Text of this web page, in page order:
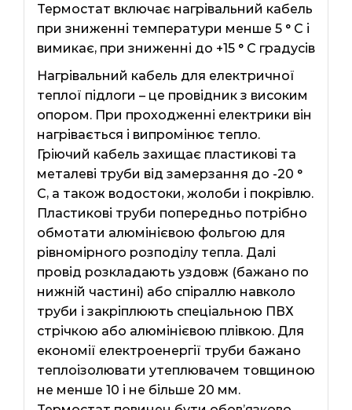
Термостат включає нагрівальний кабель
при зниженні температури менше 5 ° C і
вимикає, при зниженні до +15 ° C градусів
Нагрівальний кабель для електричної
теплої підлоги – це провідник з високим
опором. При проходженні електрики він
нагрівається і випромінює тепло.
Гріючий кабель захищає пластикові та
металеві труби від замерзання до -20 °
С, а також водостоки, жолоби і покрівлю.
Пластикові труби попередньо потрібно
обмотати алюмінієвою фольгою для
рівномірного розподілу тепла. Далі
провід розкладають уздовж (бажано по
нижній частині) або спіраллю навколо
труби і закріплюють спеціальною ПВХ
стрічкою або алюмінієвою плівкою. Для
економії електроенергії труби бажано
теплоізолювати утеплювачем товщиною
не менше 10 і не більше 20 мм.